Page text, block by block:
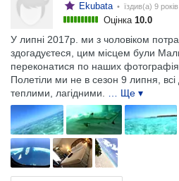
Ekubata • їздив(а) 9
Оцінка 10.0
У липні 2017р. ми з чоловіком
здогадуєтеся, цим місцем були
переконатися по наших
Полетіли ми не в сезон 9 липня, всі
теплими, лагідними.
… Ще ▾